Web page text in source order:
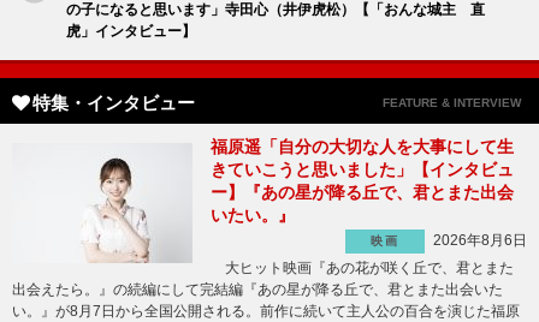
の子になると思います」寺田心（井伊虎松）【「おんな城主 直
虎」インタビュー】
特集・インタビュー FEATURE & INTERVIEW
福原遥「自分の大切な人を大事にして生
きていこうと思いました」【インタビュ
ー】『あの星が降る丘で、君とまた出会
いたい。』
映画
2026年8月6日
大ヒット映画『あの花が咲く丘で、君とまた
出会えたら。』の続編にして完結編『あの星が降る丘で、君とまた出会いた
い。』が8月7日から全国公開される。前作に続いて主人公の百合を演じた福原